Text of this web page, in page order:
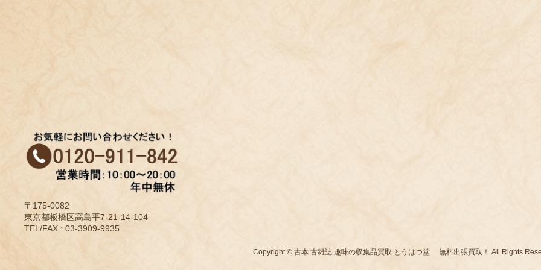
〒175-0082
東京都板橋区高島平7-21-14-104
TEL/FAX : 03-3909-9935
Copyright © 古本 古雑誌 趣味の収集品買取 とうはつ堂 無料出張買取！ All Rights